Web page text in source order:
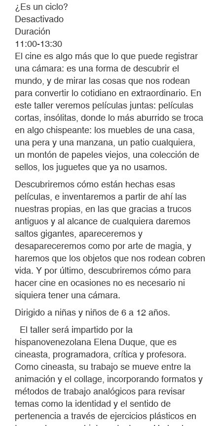
¿Es un ciclo?
Desactivado
Duración
11:00-13:30
El cine es algo más que lo que puede registrar
una cámara: es una forma de descubrir el
mundo, y de mirar las cosas que nos rodean
para convertir lo cotidiano en extraordinario. En
este taller veremos películas juntas: películas
cortas, insólitas, donde lo más aburrido se troca
en algo chispeante: los muebles de una casa,
una pera y una manzana, un patio cualquiera,
un montón de papeles viejos, una colección de
sellos, los juguetes que ya no usamos.
Descubriremos cómo están hechas esas
películas, e inventaremos a partir de ahí las
nuestras propias, en las que gracias a trucos
antiguos y al alcance de cualquiera daremos
saltos gigantes, apareceremos y
desapareceremos como por arte de magia, y
haremos que los objetos que nos rodean cobren
vida. Y por último, descubriremos cómo para
hacer cine en ocasiones no es necesario ni
siquiera tener una cámara.
Dirigido a niñas y niños de 6 a 12 años.
El taller será impartido por la
hispanovenezolana Elena Duque, que es
cineasta, programadora, crítica y profesora.
Como cineasta, su trabajo se mueve entre la
animación y el collage, incorporando formatos y
métodos de trabajo analógicos para revisar
temas como la identidad y el sentido de
pertenencia a través de ejercicios plásticos en